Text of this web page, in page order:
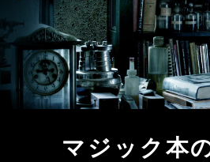
マジック本